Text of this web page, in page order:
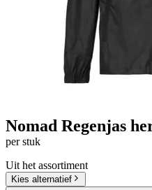
Nomad Regenjas
per stuk
Uit het assortiment
Kies alternatief